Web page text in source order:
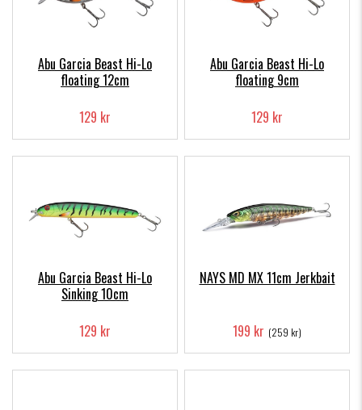
Abu Garcia Beast Hi-Lo
floating 12cm
129 kr
Abu Garcia Beast Hi-Lo
floating 9cm
129 kr
Abu Garcia Beast Hi-Lo
Sinking 10cm
129 kr
NAYS MD MX 11cm Jerkbait
199 kr (259 kr)